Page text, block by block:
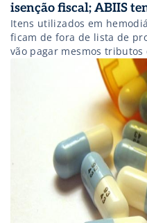
isenção fiscal; ABIIS
Itens utilizados em
ficam de fora de lista de
vão pagar mesmos tributos